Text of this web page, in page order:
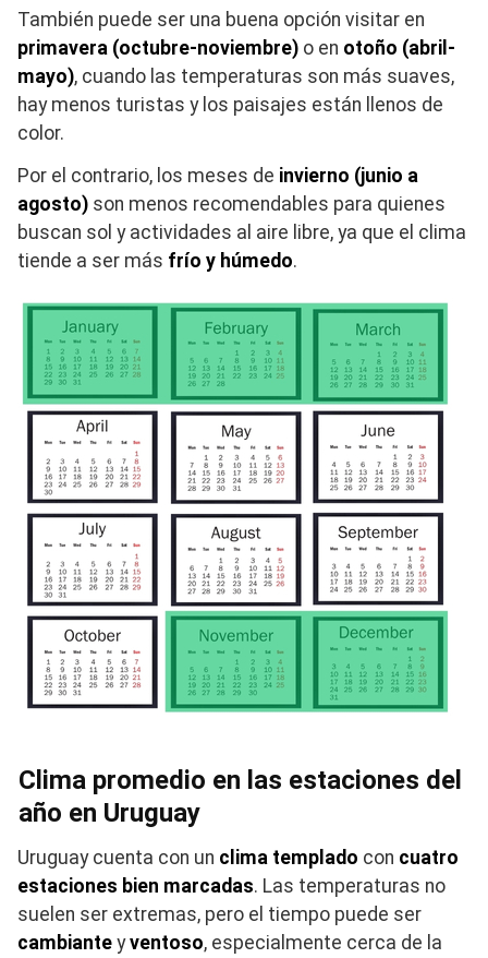
También puede ser una buena opción visitar en
primavera (octubre-noviembre) o en otoño (abril-
mayo), cuando las temperaturas son más suaves,
hay menos turistas y los paisajes están llenos de
color.
Por el contrario, los meses de invierno (junio a
agosto) son menos recomendables para quienes
buscan sol y actividades al aire libre, ya que el clima
tiende a ser más frío y húmedo.
Clima promedio en las estaciones del
año en Uruguay
Uruguay cuenta con un clima templado con cuatro
estaciones bien marcadas. Las temperaturas no
suelen ser extremas, pero el tiempo puede ser
cambiante yventoso, especialmente cerca de la